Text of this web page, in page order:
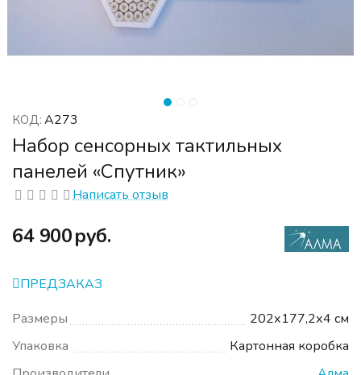
КОД: А273
Набор сенсорных тактильных
панелей «Спутник»
Написать отзыв
‍64 900‍руб.
ПРЕДЗАКАЗ
Размеры
202х177,2х4 см
Упаковка
Картонная коробка